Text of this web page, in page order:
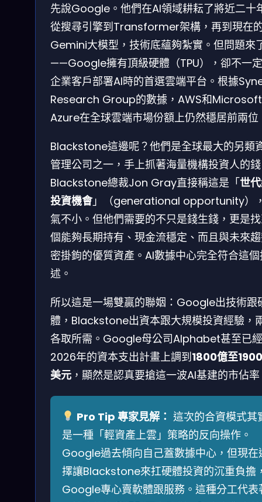
先說Google。他們在AI領域耕耘了將近二十
從搜尋引擎到Transformer架構，再到現在
Gemini大模型，技術底蘊夠紮實。但問題來
——Google擁有頂級硬體（TPU），卻不一
企業客戶部署AI時的首選雲端平台。根據
Research Group的數據，AWS和Microsoft
Azure在全球雲端市場份額上仍然穩居前兩位
Blackstone這邊呢？他們是全球最大的另類
管理公司之一，手上抓著海量機構投資人的
Blackstone總裁Jon Gray直接稱這是「世
投資機會」（generational opportunity）
氣不小。但他們需要的不只是錢生錢，更是
個能夠長期持有、現金流穩定、而且與未來
密掛鉤的優質資產。AI數據中心完全符合這
述。
所以這是一場雙贏的聯姻：Google出技術跟
體，Blackstone出資本跟大規模投資經驗，
各取所需。Google母公司Alphabet甚至已
2026年的資本支出計畫上調到1800億至
美元 ，顯然是認真要搶這一波AI基建的市佔
Pro Tip 專家見解： 這次的合資模式其
是一種「輕資產上雲」策略的反向操作。
Google過去傾向自己蓋數據中心，但現在
擇讓Blackstone來扛硬體投資的沉重負擔
Google專心賣軟體跟服務。這種分工代表